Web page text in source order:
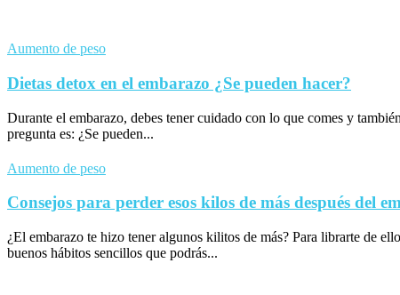
Aumento de peso
Dietas detox en el embarazo ¿Se pueden hacer?
Durante el embarazo, debes tener cuidado con lo que comes y
pregunta es: ¿Se pueden...
Aumento de peso
Consejos para perder esos kilos de más después del
¿El embarazo te hizo tener algunos kilitos de más? Para librarte de
buenos hábitos sencillos que podrás...